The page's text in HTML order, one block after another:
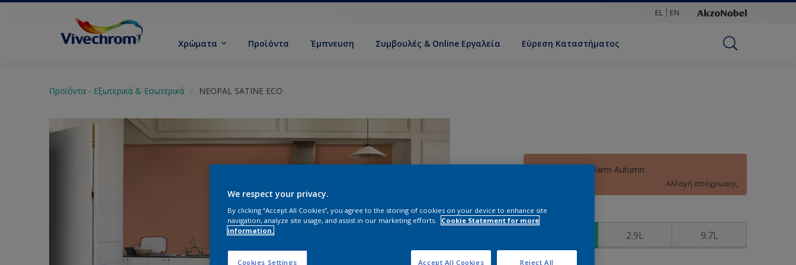
EL EN
Χρώματα Προϊόντα Έμπνευση Συμβουλές & Online Εργαλεία Εύρεση Καταστήματος
Προϊόντα - Εξωτερικά & Εσωτερικά NEOPAL SATINE ECO
60YR 40/297 Warm Autumn
Αλλαγή απόχρωσης
Συσκευασία
2.9L 9.7L
We respect your privacy.
By clicking “Accept All Cookies”, you agree to the storing of cookies on your device to enhance site
navigation, analyze site usage, and assist in our marketing efforts.
Cookie Statement for more
information.
Cookies Settings Reject All
Accept All Cookies